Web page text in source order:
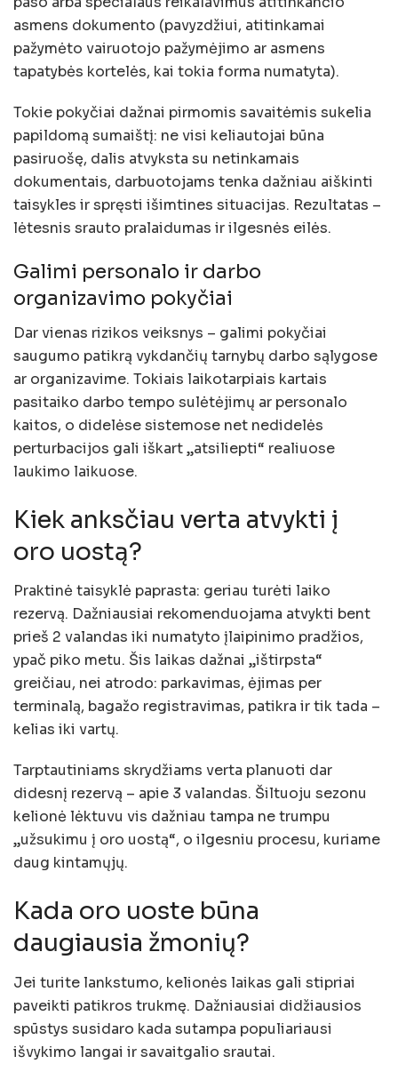
asmens dokumento (pavyzdžiui, atitinkamai
pažymėto vairuotojo pažymėjimo ar asmens
tapatybės kortelės, kai tokia forma numatyta).
Tokie pokyčiai dažnai pirmomis savaitėmis sukelia
papildomą sumaištį: ne visi keliautojai būna
pasiruošę, dalis atvyksta su netinkamais
dokumentais, darbuotojams tenka dažniau aiškinti
taisykles ir spręsti išimtines situacijas. Rezultatas –
lėtesnis srauto pralaidumas ir ilgesnės eilės.
Galimi personalo ir darbo
organizavimo pokyčiai
Dar vienas rizikos veiksnys – galimi pokyčiai
saugumo patikrą vykdančių tarnybų darbo sąlygose
ar organizavime. Tokiais laikotarpiais kartais
pasitaiko darbo tempo sulėtėjimų ar personalo
kaitos, o didelėse sistemose net nedidelės
perturbacijos gali iškart „atsiliepti“ realiuose
laukimo laikuose.
Kiek anksčiau verta atvykti į
oro uostą?
Praktinė taisyklė paprasta: geriau turėti laiko
rezervą. Dažniausiai rekomenduojama atvykti bent
prieš 2 valandas iki numatyto įlaipinimo pradžios,
ypač piko metu. Šis laikas dažnai „ištirpsta“
greičiau, nei atrodo: parkavimas, ėjimas per
terminalą, bagažo registravimas, patikra ir tik tada –
kelias iki vartų.
Tarptautiniams skrydžiams verta planuoti dar
didesnį rezervą – apie 3 valandas. Šiltuoju sezonu
kelionė lėktuvu vis dažniau tampa ne trumpu
„užsukimu į oro uostą“, o ilgesniu procesu, kuriame
daug kintamųjų.
Kada oro uoste būna
daugiausia žmonių?
Jei turite lankstumo, kelionės laikas gali stipriai
paveikti patikros trukmę. Dažniausiai didžiausios
spūstys susidaro kada sutampa populiariausi
išvykimo langai ir savaitgalio srautai.